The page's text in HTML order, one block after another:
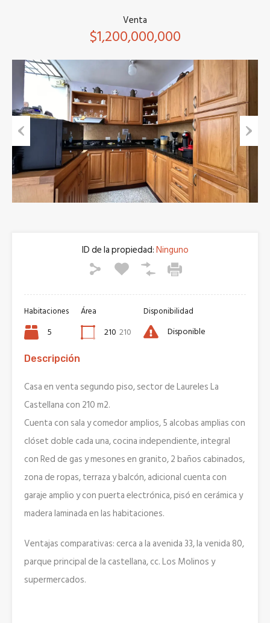
Venta
$1,200,000,000
Previous Next
ID de la propiedad:Ninguno
Habitaciones
5
Área
210 210
Disponibilidad
Disponible
Descripción
Casa en venta segundo piso, sector de Laureles La
Castellana con 210 m2.
Cuenta con sala y comedor amplios, 5 alcobas amplias con
clóset doble cada una, cocina independiente, integral
con Red de gas y mesones en granito, 2 baños cabinados,
zona de ropas, terraza y balcón, adicional cuenta con
garaje amplio y con puerta electrónica, pisó en cerámica y
madera laminada en las habitaciones.
Ventajas comparativas: cerca a la avenida 33, la venida 80,
parque principal de la castellana, cc. Los Molinos y
supermercados.